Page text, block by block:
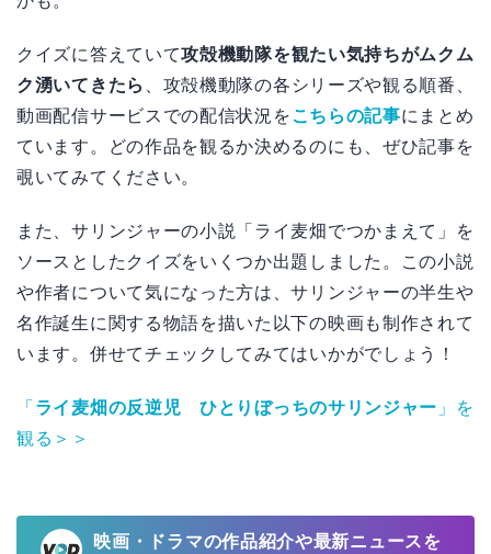
クイズに答えていて攻殻機動隊を観たい気持ちがムクム
ク湧いてきたら
、攻殻機動隊の各シリーズや観る順番、
動画配信サービスでの配信状況をこちらの記事にまとめ
ています。どの作品を観るか決めるのにも、ぜひ記事を
覗いてみてください。
また、サリンジャーの小説「ライ麦畑でつかまえて」を
ソースとしたクイズをいくつか出題しました。この小説
や作者について気になった方は、サリンジャーの半生や
名作誕生に関する物語を描いた以下の映画も制作されて
います。併せてチェックしてみてはいかがでしょう！
「 ライ麦畑の反逆児 ひとりぼっちのサリンジャー 」を
観る＞＞
映画・ドラマの作品紹介や最新ニュースを